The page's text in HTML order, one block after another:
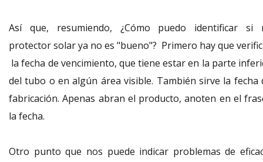
Asíque, resumiendo,
¿Cómo puedo identificar si
protector solar ya no es "bueno"? Primero hay que
la fecha de vencimiento, que tiene estar en la parte
del tubo o en algún área visible. También sirve la fecha
fabricación. Apenas abran el producto, anoten en el
la fecha.
Otro punto que nos puede indicar problemas de